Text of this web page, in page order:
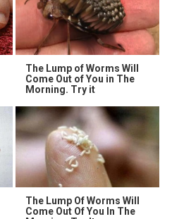
The Lump of Worms Will
Come Out of You in The
Morning. Try it
The Lump Of Worms Will
Come Out Of You In The